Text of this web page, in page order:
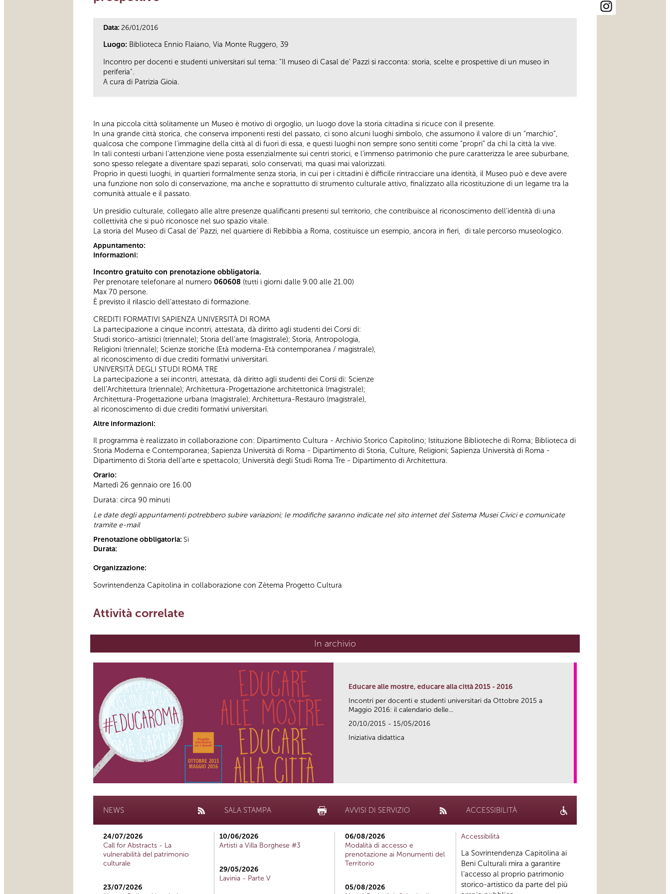
Data: 26/01/2016
Luogo: Biblioteca Ennio Flaiano, Via Monte Ruggero, 39
Incontro per docenti e studenti universitari sul tema: "Il museo di Casal de’ Pazzi si racconta: storia, scelte e prospettive di un museo in
periferia".
A cura di Patrizia Gioia.
In una piccola città solitamente un Museo è motivo di orgoglio, un luogo dove la storia cittadina si ricuce con il presente.
In una grande città storica, che conserva imponenti resti del passato, ci sono alcuni luoghi simbolo, che assumono il valore di un “marchio”,
qualcosa che compone l’immagine della città al di fuori di essa, e questi luoghi non sempre sono sentiti come “propri” da chi la città la vive.
In tali contesti urbani l’attenzione viene posta essenzialmente sui centri storici, e l’immenso patrimonio che pure caratterizza le aree suburbane,
sono spesso relegate a diventare spazi separati, solo conservati, ma quasi mai valorizzati.
Proprio in questi luoghi, in quartieri formalmente senza storia, in cui per i cittadini è difficile rintracciare una identità, il Museo può e deve avere
una funzione non solo di conservazione, ma anche e soprattutto di strumento culturale attivo, finalizzato alla ricostituzione di un legame tra la
comunità attuale e il passato.
Un presidio culturale, collegato alle altre presenze qualificanti presenti sul territorio, che contribuisce al riconoscimento dell'identità di una
collettività che si può riconosce nel suo spazio vitale.
La storia del Museo di Casal de’ Pazzi, nel quartiere di Rebibbia a Roma, costituisce un esempio, ancora in fieri, di tale percorso museologico.
Appuntamento:
Informazioni:
Incontro gratuito con prenotazione obbligatoria.
Per prenotare telefonare al numero 060608 (tutti i giorni dalle 9.00 alle 21.00)
Max 70 persone.
È previsto il rilascio dell’attestato di formazione.
CREDITI FORMATIVI SAPIENZA UNIVERSITÀ DI ROMA
La partecipazione a cinque incontri, attestata, dà diritto agli studenti dei Corsi di:
Studi storico-artistici (triennale); Storia dell’arte (magistrale); Storia, Antropologia,
Religioni (triennale); Scienze storiche (Età moderna-Età contemporanea / magistrale),
al riconoscimento di due crediti formativi universitari.
UNIVERSITÀ DEGLI STUDI ROMA TRE
La partecipazione a sei incontri, attestata, dà diritto agli studenti dei Corsi di: Scienze
dell’Architettura (triennale); Architettura-Progettazione architettonica (magistrale);
Architettura-Progettazione urbana (magistrale); Architettura-Restauro (magistrale),
al riconoscimento di due crediti formativi universitari.
Altre informazioni:
Il programma è realizzato in collaborazione con: Dipartimento Cultura - Archivio Storico Capitolino; Istituzione Biblioteche di Roma; Biblioteca di
Storia Moderna e Contemporanea; Sapienza Università di Roma - Dipartimento di Storia, Culture, Religioni; Sapienza Università di Roma -
Dipartimento di Storia dell'arte e spettacolo; Università degli Studi Roma Tre - Dipartimento di Architettura.
Orario:
Martedì 26 gennaio ore 16.00
Durata: circa 90 minuti
Le date degli appuntamenti potrebbero subire variazioni; le modifiche saranno indicate nel sito internet del Sistema Musei Civici e comunicate
tramite e-mail
Prenotazione obbligatoria: Sì
Durata:
Organizzazione:
Sovrintendenza Capitolina in collaborazione con Zètema Progetto Cultura
Attività correlate
In archivio
Educare alle mostre, educare alla città 2015 - 2016
Incontri per docenti e studenti universitari da Ottobre 2015 a
Maggio 2016: il calendario delle...
20/10/2015 - 15/05/2016
Iniziativa didattica
NEWS
24/07/2026
Call for Abstracts - La
vulnerabilità del patrimonio
culturale
23/07/2026
SALA STAMPA
10/06/2026
Artisti a Villa Borghese #3
29/05/2026
Lavinia - Parte V
AVVISI DI SERVIZIO
06/08/2026
Modalità di accesso e
prenotazione ai Monumenti del
Territorio
05/08/2026
ACCESSIBILITÀ
Accessibilità
La Sovrintendenza Capitolina ai
Beni Culturali mira a garantire
l’accesso al proprio patrimonio
storico-artistico da parte del più